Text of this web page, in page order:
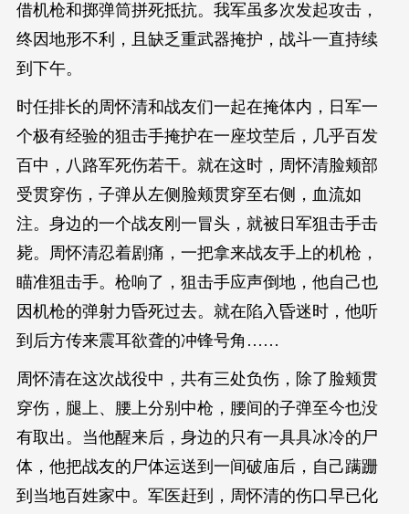
借机枪和掷弹筒拼死抵抗。我军虽多次发起攻击，
终因地形不利，且缺乏重武器掩护，战斗一直持续
到下午。
时任排长的周怀清和战友们一起在掩体内，日军一
个极有经验的狙击手掩护在一座坟茔后，几乎百发
百中，八路军死伤若干。就在这时，周怀清脸颊部
受贯穿伤，子弹从左侧脸颊贯穿至右侧，血流如
注。身边的一个战友刚一冒头，就被日军狙击手击
毙。周怀清忍着剧痛，一把拿来战友手上的机枪，
瞄准狙击手。枪响了，狙击手应声倒地，他自己也
因机枪的弹射力昏死过去。就在陷入昏迷时，他听
到后方传来震耳欲聋的冲锋号角……
周怀清在这次战役中，共有三处负伤，除了脸颊贯
穿伤，腿上、腰上分别中枪，腰间的子弹至今也没
有取出。当他醒来后，身边的只有一具具冰冷的尸
体，他把战友的尸体运送到一间破庙后，自己蹒跚
到当地百姓家中。军医赶到，周怀清的伤口早已化